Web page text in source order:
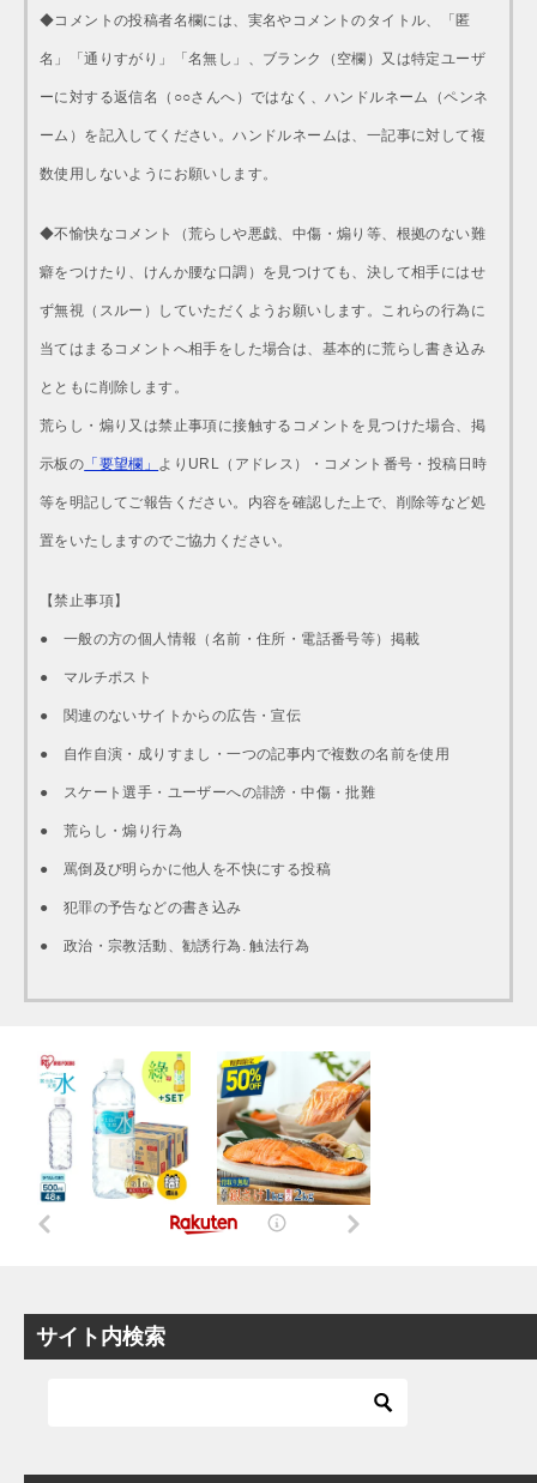
◆コメントの投稿者名欄には、実名やコメントのタイトル、「匿
名」「通りすがり」「名無し」、ブランク（空欄）又は特定ユーザ
ーに対する返信名（○○さんへ）ではなく、ハンドルネーム（ペンネ
ーム）を記入してください。ハンドルネームは、一記事に対して複
数使用しないようにお願いします。
◆不愉快なコメント（荒らしや悪戯、中傷・煽り等、根拠のない難
癖をつけたり、けんか腰な口調）を見つけても、決して相手にはせ
ず無視（スルー）していただくようお願いします。これらの行為に
当てはまるコメントへ相手をした場合は、基本的に荒らし書き込み
とともに削除します。
荒らし・煽り又は禁止事項に接触するコメントを見つけた場合、掲
示板の 「要望欄」 よりURL（アドレス）・コメント番号・投稿日時
等を明記してご報告ください。内容を確認した上で、削除等など処
置をいたしますのでご協力ください。
【禁止事項】
● 一般の方の個人情報（名前・住所・電話番号等）掲載
● マルチポスト
● 関連のないサイトからの広告・宣伝
● 自作自演・成りすまし・一つの記事内で複数の名前を使用
● スケート選手・ユーザーへの誹謗・中傷・批難
● 荒らし・煽り行為
● 罵倒及び明らかに他人を不快にする投稿
● 犯罪の予告などの書き込み
● 政治・宗教活動、勧誘行為. 触法行為
サイト内検索